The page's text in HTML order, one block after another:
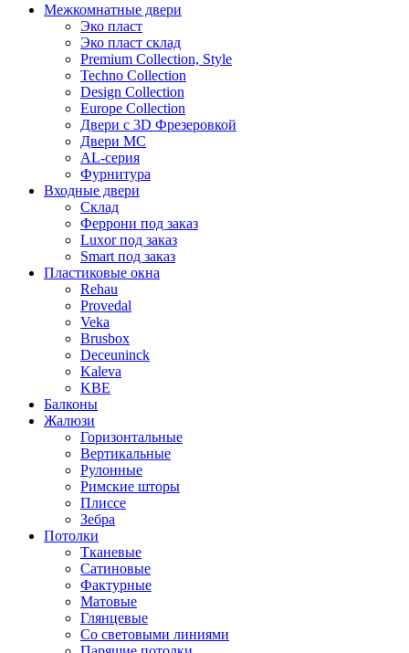
Межкомнатные двери
Эко пласт
Эко пласт склад
Premium Collection, Style
Techno Collection
Design Collection
Europe Collection
Двери с 3D Фрезеровкой
Двери МС
AL-серия
Фурнитура
Входные двери
Склад
Феррони под заказ
Luxor под заказ
Smart под заказ
Пластиковые окна
Rehau
Provedal
Veka
Brusbox
Deceuninck
Kaleva
KBE
Балконы
Жалюзи
Горизонтальные
Вертикальные
Рулонные
Римские шторы
Плиссе
Зебра
Потолки
Тканевые
Сатиновые
Фактурные
Матовые
Глянцевые
Со световыми линиями